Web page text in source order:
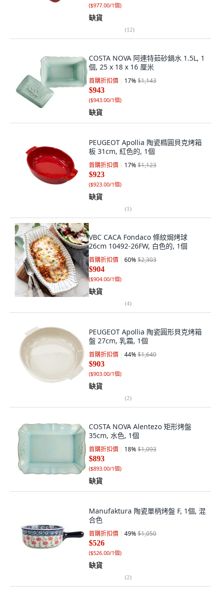
($977.00/1個)
缺貨
(12)
COSTA NOVA 阿連特茹砂鍋水 1.5L, 1
個, 25 x 18 x 16 厘米
首購折扣價 17%$1,143
$943
($943.00/1個)
缺貨
PEUGEOT Apollia 陶瓷橢圓貝克烤箱
板 31cm, 紅色的, 1個
首購折扣價 17%$1,123
$923
($923.00/1個)
缺貨
(1)
VBC CACA Fondaco 條紋焗烤球
26cm 10492-26FW, 白色的, 1個
首購折扣價 60%$2,303
$904
($904.00/1個)
缺貨
(4)
PEUGEOT Apollia 陶瓷圓形貝克烤箱
盤 27cm, 乳霜, 1個
首購折扣價 44%$1,640
$903
($903.00/1個)
缺貨
(2)
COSTA NOVA Alentezo 矩形烤盤
35cm, 水色, 1個
首購折扣價 18%$1,093
$893
($893.00/1個)
缺貨
Manufaktura 陶瓷單柄烤盤 F, 1個, 混
合色
首購折扣價 49%$1,050
$526
($526.00/1個)
缺貨
(2)